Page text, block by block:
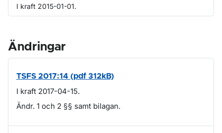
I kraft 2015-01-01.
Ändringar
TSFS 2017:14 (pdf 312kB)
I kraft 2017-04-15.
Ändr. 1 och 2 §§ samt bilagan.